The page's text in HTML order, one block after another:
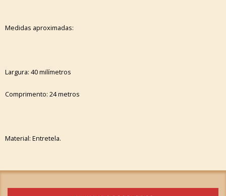
Medidas aproximadas:
Largura: 40 milímetros
Comprimento: 24 metros
Material: Entretela.